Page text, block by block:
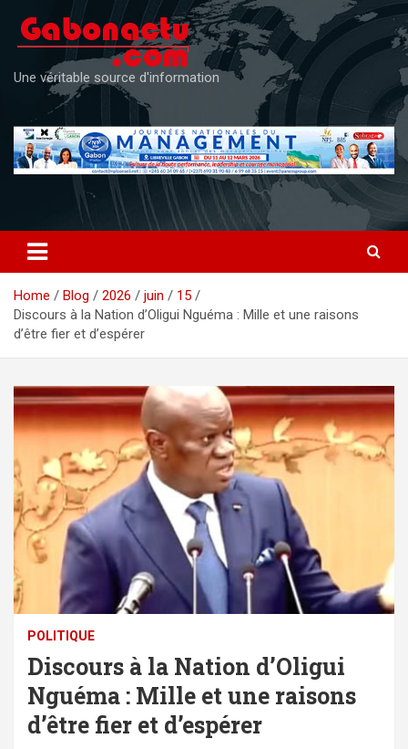
content
Une véritable source d'information
Home Blog 2026 juin
15
Discours à la Nation d’Oligui Nguéma : Mille et une raisons
d’être fier et d’espérer
POLITIQUE
Discours à la Nation d’Oligui
Nguéma : Mille et une raisons
d’être fier et d’espérer